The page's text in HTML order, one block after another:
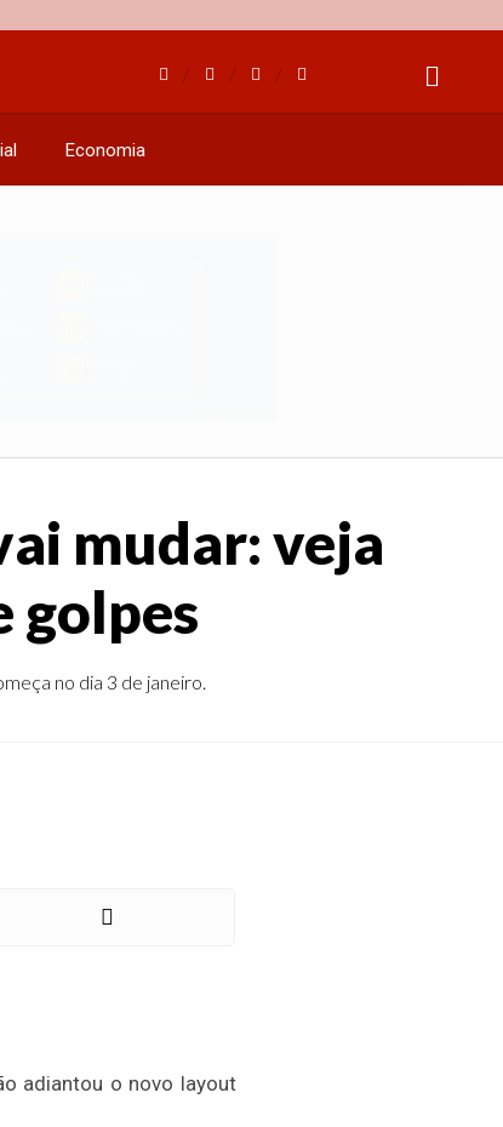
Economia
mudar: veja
golpes
no dia 3 de janeiro.
adiantou o novo layout